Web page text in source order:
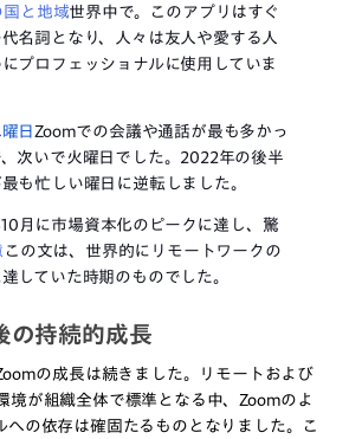
と地域世界中で。このアプリはすぐ
名詞となり、人々は友人や愛する人
プロフェッショナルに使用していま
日 Zoomでの会議や通話が最も多かっ
次いで火曜日でした。2022年の後半
も忙しい曜日に逆転しました。
月に市場資本化のピークに達し、驚
この文は、世界的にリモートワークの
していた時期のものでした。
の持続的成長
の成長は続きました。リモートおよび
境が組織全体で標準となる中、Zoomのよ
への依存は確固たるものとなりました。こ